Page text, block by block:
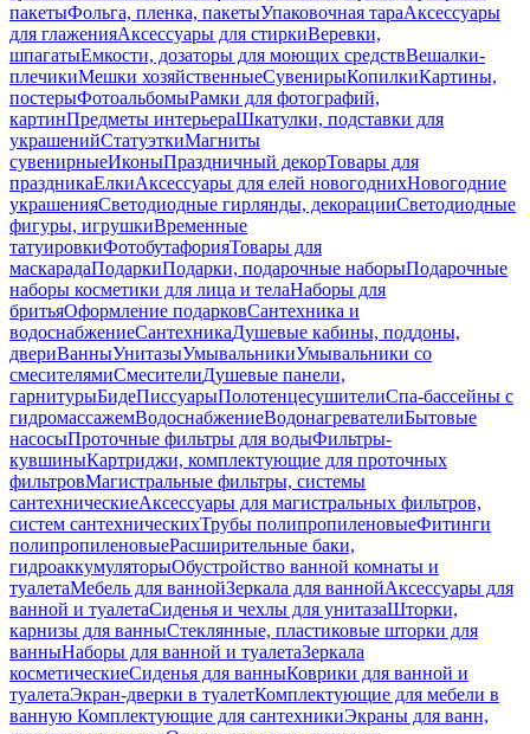
пакетыФольга, пленка, пакетыУпаковочная тараАксессуары
для глаженияАксессуары для стиркиВеревки,
шпагатыЕмкости, дозаторы для моющих средствВешалки-
плечикиМешки хозяйственныеСувенирыКопилкиКартины,
постерыФотоальбомыРамки для фотографий,
картинПредметы интерьераШкатулки, подставки для
украшенийСтатуэткиМагниты
сувенирныеИконыПраздничный декорТовары для
праздникаЕлкиАксессуары для елей новогоднихНовогодние
украшенияСветодиодные гирлянды, декорацииСветодиодные
фигуры, игрушкиВременные
татуировкиФотобутафорияТовары для
маскарадаПодаркиПодарки, подарочные наборыПодарочные
наборы косметики для лица и телаНаборы для
бритьяОформление подарковСантехника и
водоснабжениеСантехникаДушевые кабины, поддоны,
двериВанныУнитазыУмывальникиУмывальники со
смесителямиСмесителиДушевые панели,
гарнитурыБидеПиссуарыПолотенцесушителиСпа-бассейны с
гидромассажемВодоснабжениеВодонагревателиБытовые
насосыПроточные фильтры для водыФильтры-
кувшиныКартриджи, комплектующие для проточных
фильтровМагистральные фильтры, системы
сантехническиеАксессуары для магистральных фильтров,
систем сантехническихТрубы полипропиленовыеФитинги
полипропиленовыеРасширительные баки,
гидроаккумуляторыОбустройство ванной комнаты и
туалетаМебель для ваннойЗеркала для ваннойАксессуары для
ванной и туалетаСиденья и чехлы для унитазаШторки,
карнизы для ванныСтеклянные, пластиковые шторки для
ванныНаборы для ванной и туалетаЗеркала
косметическиеСиденья для ванныКоврики для ванной и
туалетаЭкран-дверки в туалетКомплектующие для мебели в
ванную Комплектующие для сантехникиЭкраны для ванн,